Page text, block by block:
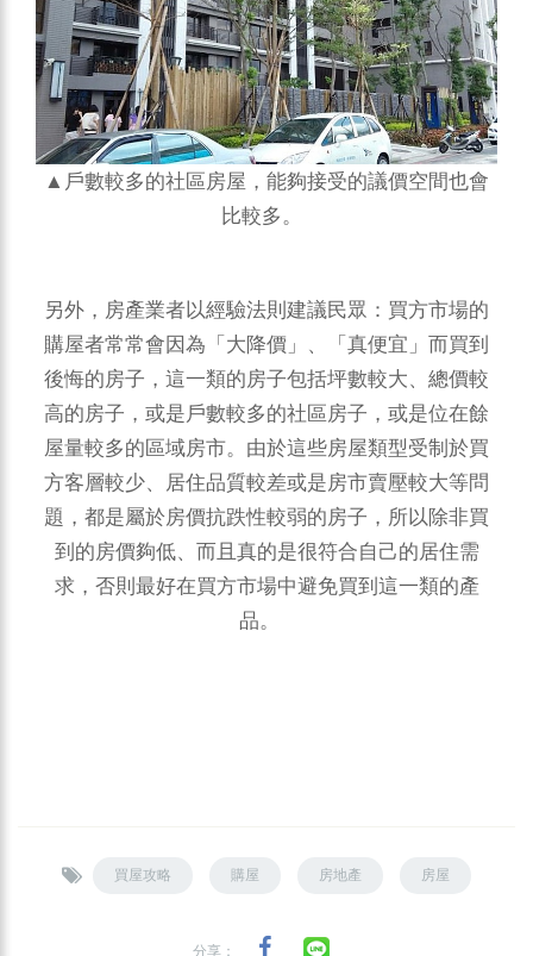
▲戶數較多的社區房屋，能夠接受的議價空間也會
比較多。
另外，房產業者以經驗法則建議民眾：買方市場的
購屋者常常會因為「大降價」、「真便宜」而買到
後悔的房子，這一類的房子包括坪數較大、總價較
高的房子，或是戶數較多的社區房子，或是位在餘
屋量較多的區域房市。由於這些房屋類型受制於買
方客層較少、居住品質較差或是房市賣壓較大等問
題，都是屬於房價抗跌性較弱的房子，所以除非買
到的房價夠低、而且真的是很符合自己的居住需
求，否則最好在買方市場中避免買到這一類的產
品。
買屋攻略 購屋 房地產 房屋
分享：